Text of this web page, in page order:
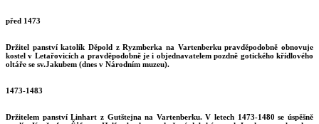
před 1473
Držitel panství katolík Děpold z Ryzmberka na Vartenberku pravděpodobně obnovuje
kostel v Letařovicích a pravděpodobně je i objednavatelem pozdně gotického křídlového
oltáře se sv.Jakubem (dnes v Národním muzeu).
1473-1483
Držitelem panství Linhart z Gutštejna na Vartenberku. V letech 1473-1480 se úspěšně